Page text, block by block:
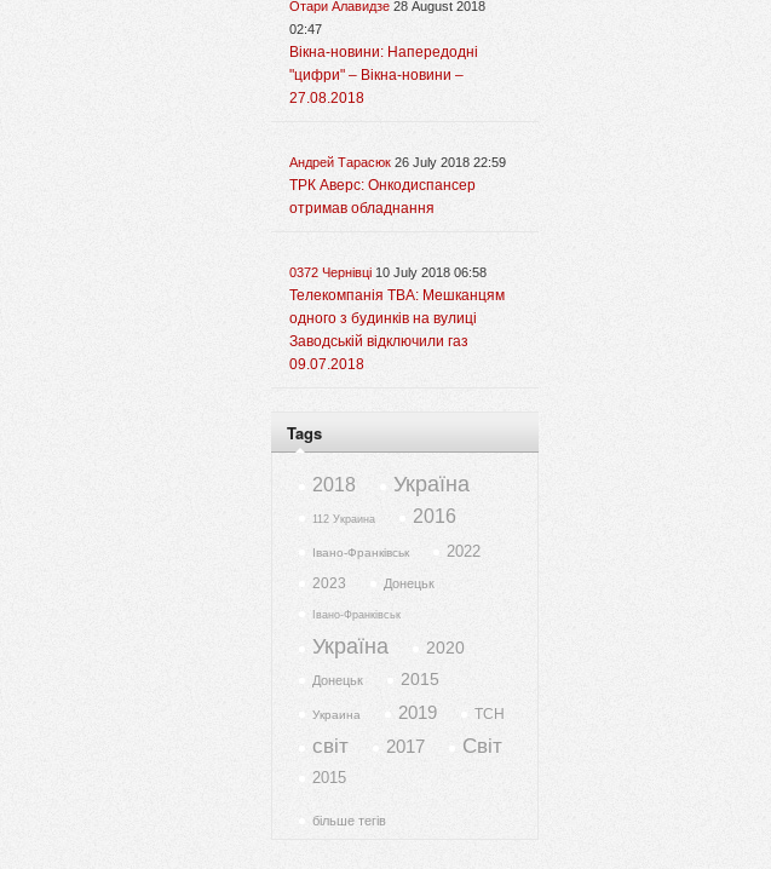
Отари Алавидзе 28 August 2018
02:47
Вікна-новини: Напередодні
"цифри" – Вікна-новини –
27.08.2018
Андрей Тарасюк 26 July 2018 22:59
ТРК Аверс: Онкодиспансер
отримав обладнання
0372 Чернівці 10 July 2018 06:58
Телекомпанія ТВА: Мешканцям
одного з будинків на вулиці
Заводській відключили газ
09.07.2018
Tags
2018 Україна
112 Украина 2016
Івано-Франківськ 2022
2023 Донецьк
Івано-Франківськ
Україна 2020
Донецьк 2015
Украина 2019 ТСН
світ 2017 Світ
2015
більше тегів